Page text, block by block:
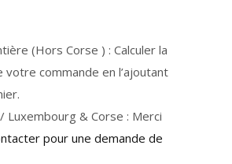
(Hors Corse ) : Calculer la
votre commande en l’ajoutant
Luxembourg & Corse : Merci
pour une demande de